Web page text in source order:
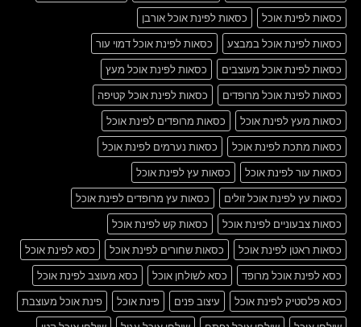
כסאות לפינת אוכל
כסאות לפינת אוכל אורבן
כסאות לפינת אוכל במבצע
כסאות לפינת אוכל דמוי עור
כסאות לפינת אוכל מעוצבים
כסאות לפינת אוכל מעץ
כסאות לפינת אוכל מרופדים
כסאות לפינת אוכל קטיפה
כסאות מעץ לפינת אוכל
כסאות מרופדים לפינת אוכל
כסאות מתכת לפינת אוכל
כסאות נערמים לפינת אוכל
כסאות עור לפינת אוכל
כסאות עץ לפינת אוכל
כסאות עץ לפינת אוכל זולים
כסאות עץ מרופדים לפינת אוכל
כסאות צבעוניים לפינת אוכל
כסאות קש לפינת אוכל
כסאות ראטן לפינת אוכל
כסאות שחורים לפינת אוכל
כסא לפינת אוכל
כסא לפינת אוכל מרופד
כסא לשולחן אוכל
כסא מעוצב לפינת אוכל
כסא פלסטיק לפינת אוכל
עיצוב פנים פינת אוכל
פינת אוכל מעוצבת